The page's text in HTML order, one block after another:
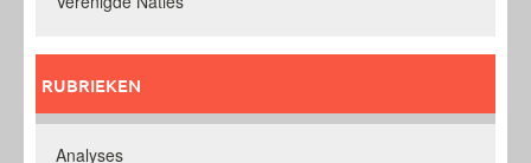
RUBRIEKEN
Analyses